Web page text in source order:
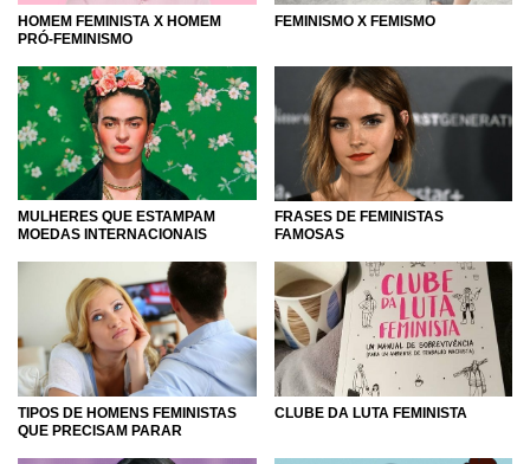
HOMEM FEMINISTA X HOMEM
PRÓ-FEMINISMO
FEMINISMO X FEMISMO
MULHERES QUE ESTAMPAM
MOEDAS INTERNACIONAIS
FRASES DE FEMINISTAS
FAMOSAS
TIPOS DE HOMENS FEMINISTAS
QUE PRECISAM PARAR
CLUBE DA LUTA FEMINISTA